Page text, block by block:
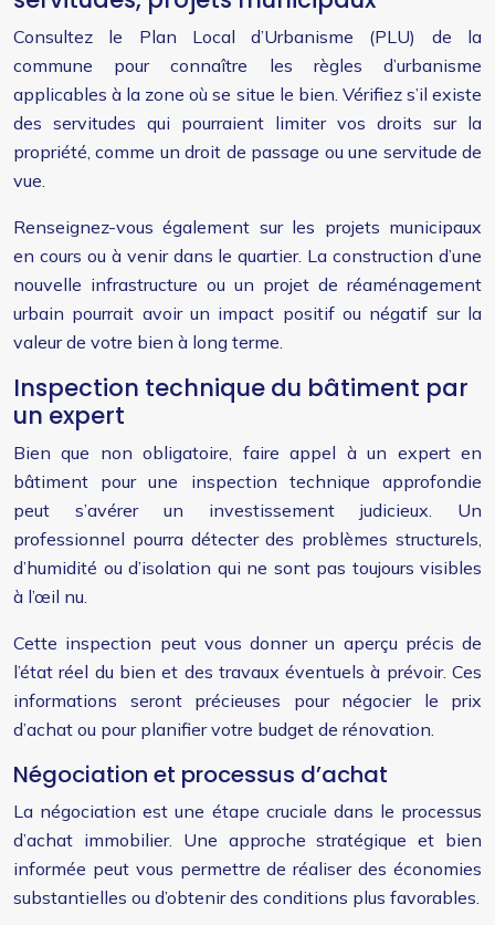
Consultez le Plan Local d’Urbanisme (PLU) de la
commune pour connaître les règles d’urbanisme
applicables à la zone où se situe le bien. Vérifiez s’il existe
des servitudes qui pourraient limiter vos droits sur la
propriété, comme un droit de passage ou une servitude de
vue.
Renseignez-vous également sur les projets municipaux
en cours ou à venir dans le quartier. La construction d’une
nouvelle infrastructure ou un projet de réaménagement
urbain pourrait avoir un impact positif ou négatif sur la
valeur de votre bien à long terme.
Inspection technique du bâtiment par
un expert
Bien que non obligatoire, faire appel à un expert en
bâtiment pour une inspection technique approfondie
peut s’avérer un investissement judicieux. Un
professionnel pourra détecter des problèmes structurels,
d’humidité ou d’isolation qui ne sont pas toujours visibles
à l’œil nu.
Cette inspection peut vous donner un aperçu précis de
l’état réel du bien et des travaux éventuels à prévoir. Ces
informations seront précieuses pour négocier le prix
d’achat ou pour planifier votre budget de rénovation.
Négociation et processus d’achat
La négociation est une étape cruciale dans le processus
d’achat immobilier. Une approche stratégique et bien
informée peut vous permettre de réaliser des économies
substantielles ou d’obtenir des conditions plus favorables.